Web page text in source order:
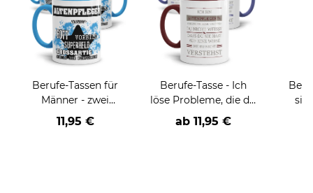
Berufe-Tassen für
Männer - zwei
Farbvarianten
11,95 €
Berufe-Tasse - Ich
löse Probleme, die du
nicht verstehst -
verschiedene Berufe
ab 11,95 €